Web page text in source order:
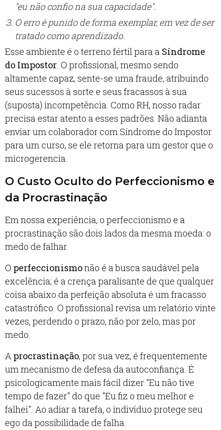
"eu não confio na sua capacidade".
O erro é punido de forma exemplar, em vez de ser
tratado como aprendizado.
Esse ambiente é o terreno fértil para a Síndrome
do Impostor. O profissional, mesmo sendo
altamente capaz, sente-se uma fraude, atribuindo
seus sucessos à sorte e seus fracassos à sua
(suposta) incompetência. Como RH, nosso radar
precisa estar atento a esses padrões. Não adianta
enviar um colaborador com Síndrome do Impostor
para um curso, se ele retorna para um gestor que o
microgerencia.
O Custo Oculto do Perfeccionismo e
da Procrastinação
Em nossa experiência, o perfeccionismo e a
procrastinação são dois lados da mesma moeda: o
medo de falhar.
O perfeccionismonão é a busca saudável pela
excelência; é a crença paralisante de que qualquer
coisa abaixo da perfeição absoluta é um fracasso
catastrófico. O profissional revisa um relatório vinte
vezes, perdendo o prazo, não por zelo, mas por
medo.
A procrastinação, por sua vez, é frequentemente
um mecanismo de defesa da autoconfiança. É
psicologicamente mais fácil dizer "Eu não tive
tempo de fazer" do que "Eu fiz o meu melhor e
falhei". Ao adiar a tarefa, o indivíduo protege seu
ego da possibilidade de falha.